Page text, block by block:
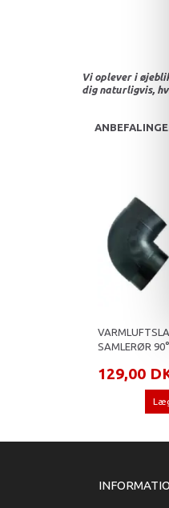
Vi oplever i
dig naturligvis,
SAMLERØR
129,00